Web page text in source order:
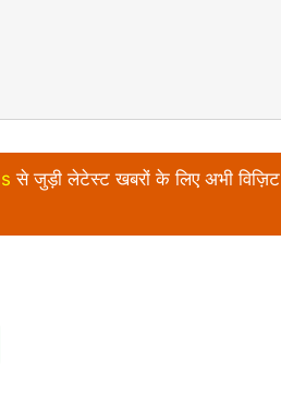
से जुड़ी लेटेस्ट खबरों के लिए अभी